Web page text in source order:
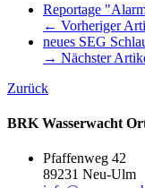
Reportage
← Vorheriger
neues SEG
→ Nächster
Zurück
BRK Wasserwacht
Pfaffenweg 42
89231 Neu-Ulm